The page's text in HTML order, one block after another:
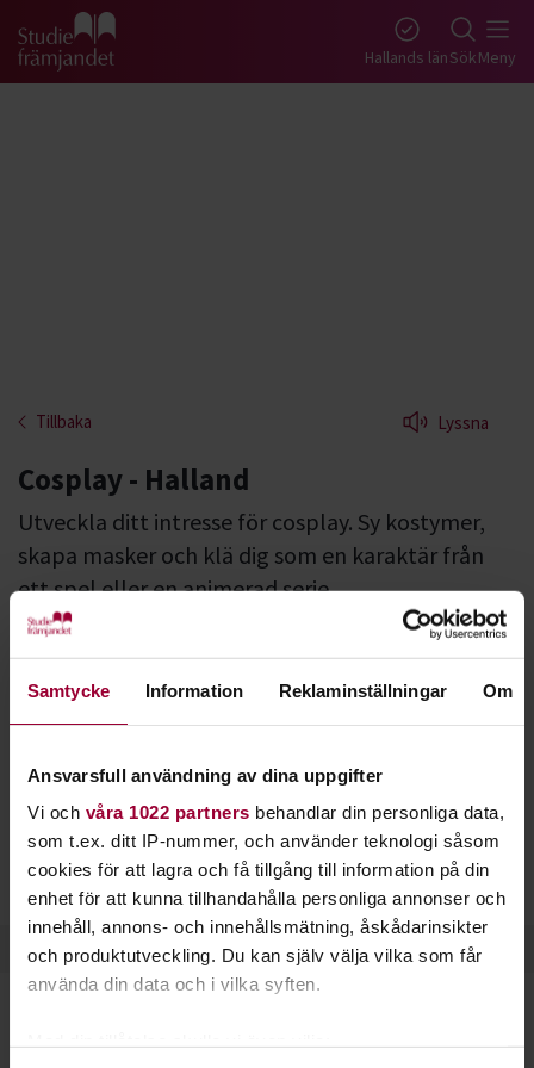
Samtycke Information Reklaminställningar Om
Ansvarsfull användning av dina uppgifter
Vi och våra 1022 partners behandlar din personliga data,
som t.ex. ditt IP-nummer, och använder teknologi såsom
cookies för att lagra och få tillgång till information på din
enhet för att kunna tillhandahålla personliga annonser och
innehåll, annons- och innehållsmätning, åskådarinsikter
och produktutveckling. Du kan själv välja vilka som får
använda din data och i vilka syften.
Gå till studiefrämjandets startsida Hallands länSökMeny
Tillbaka Lyssna
Cosplay - Halland
Utveckla ditt intresse för cosplay. Sy kostymer,
skapa masker och klä dig som en karaktär från
ett spel eller en animerad serie.
Cosplay är en förkortning av engelskans Costume Playoch
anime- eller mangaserie, eller något annat sammanhang.
även på skådespel och framträdanden. Dräkten ska helst vara
egensydd och ju mer lik originalet den är, desto bättre.
Cosplay förekommer främst på konvent och ibland också i
tävlingsform.